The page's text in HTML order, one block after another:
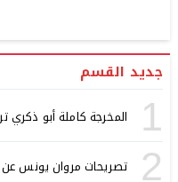
جديد القسم
1 المخرجة كاملة أبو ذكري
2 تصريحات مروان يونس